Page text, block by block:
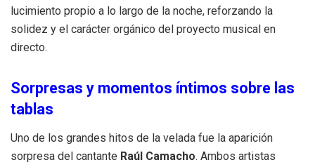
lucimiento propio a lo largo de la noche, reforzando la
solidez y el carácter orgánico del proyecto musical en
directo.
Sorpresas y momentos íntimos sobre las
tablas
Uno de los grandes hitos de la velada fue la aparición
sorpresa del cantante Raúl Camacho. Ambos artistas